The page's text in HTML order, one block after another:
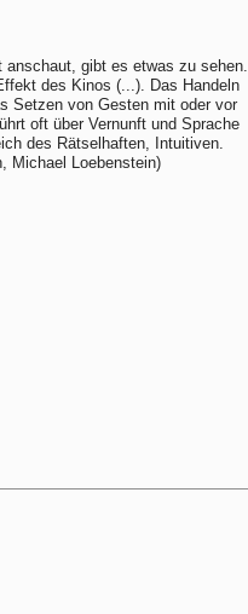
anschaut, gibt es etwas zu sehen.
des Kinos (...). Das Handeln
Setzen von Gesten mit oder vor
oft über Vernunft und Sprache
des Rätselhaften, Intuitiven.
Michael Loebenstein)